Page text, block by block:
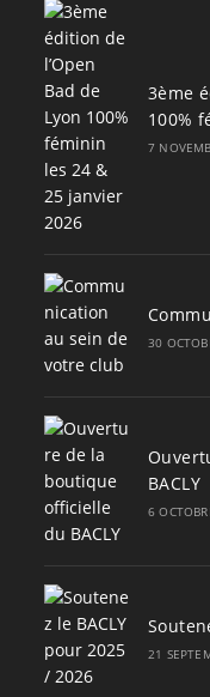
3ème
100%
7
30
BACLY
6
21